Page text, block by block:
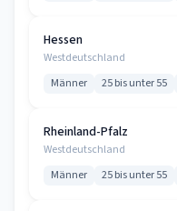
Hessen
Westdeutschland
Männer 25 bis unter 55
Rheinland-Pfalz
Westdeutschland
Männer 25 bis unter 55